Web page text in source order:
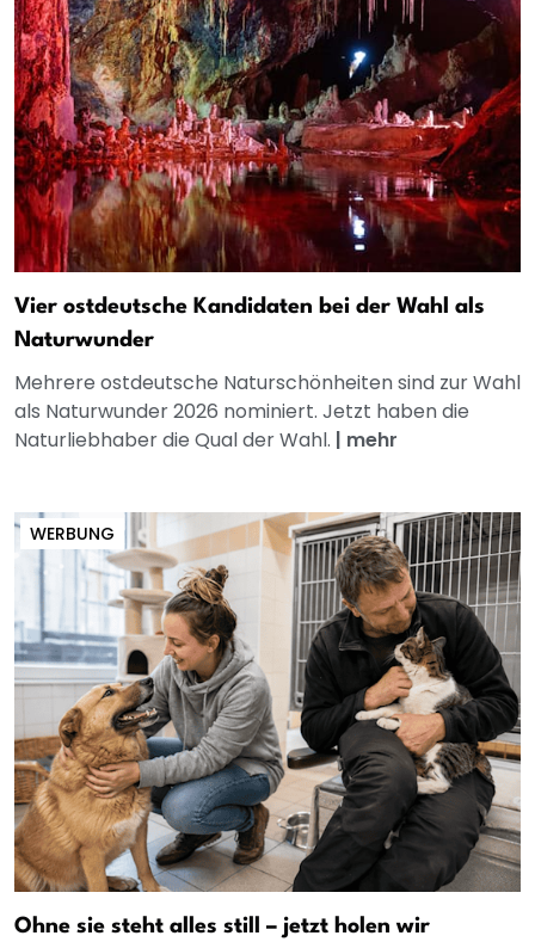
Vier ostdeutsche Kandidaten bei der Wahl als
Naturwunder
Mehrere ostdeutsche Naturschönheiten sind zur Wahl
als Naturwunder 2026 nominiert. Jetzt haben die
Naturliebhaber die Qual der Wahl. | mehr
WERBUNG
Ohne sie steht alles still – jetzt holen wir